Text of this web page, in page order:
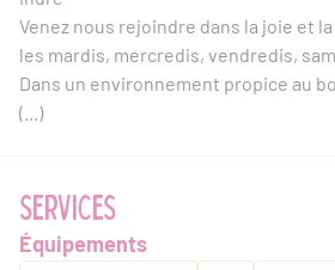
Venez nous rejoindre dans la joie et
les mardis, mercredis, vendredis,
Dans un environnement propice au
(...)
SERVICES
Équipements